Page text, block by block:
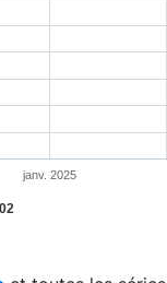
janv. 2025